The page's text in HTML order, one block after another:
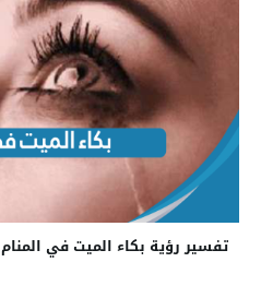
تفسير رؤية بكاء الميت في المنام